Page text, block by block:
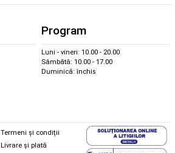
Program
Luni - vineri: 10.00 - 20.00
Sâmbătă: 10.00 - 17.00
Duminică: închis
Termeni și condiții
Livrare și plată